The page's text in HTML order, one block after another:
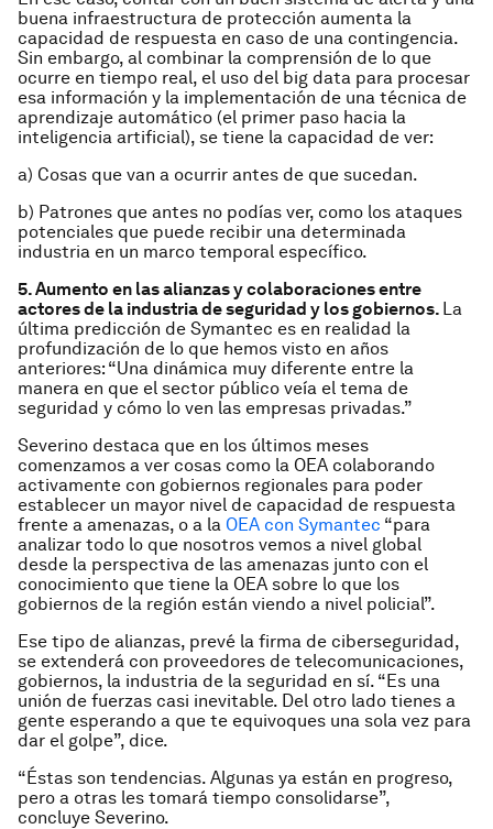
buena infraestructura de protección aumenta la
capacidad de respuesta en caso de una contingencia.
Sin embargo, al combinar la comprensión de lo que
ocurre en tiempo real, el uso del big data para procesar
esa información y la implementación de una técnica de
aprendizaje automático (el primer paso hacia la
inteligencia artificial), se tiene la capacidad de ver:
a) Cosas que van a ocurrir antes de que sucedan.
b) Patrones que antes no podías ver, como los ataques
potenciales que puede recibir una determinada
industria en un marco temporal específico.
5. Aumento en las alianzas y colaboraciones entre
actores de la industria de seguridad y los gobiernos. La
última predicción de Symantec es en realidad la
profundización de lo que hemos visto en años
anteriores: “Una dinámica muy diferente entre la
manera en que el sector público veía el tema de
seguridad y cómo lo ven las empresas privadas.”
Severino destaca que en los últimos meses
comenzamos a ver cosas como la OEA colaborando
activamente con gobiernos regionales para poder
establecer un mayor nivel de capacidad de respuesta
frente a amenazas, o a la OEA con Symantec “para
analizar todo lo que nosotros vemos a nivel global
desde la perspectiva de las amenazas junto con el
conocimiento que tiene la OEA sobre lo que los
gobiernos de la región están viendo a nivel policial”.
Ese tipo de alianzas, prevé la firma de ciberseguridad,
se extenderá con proveedores de telecomunicaciones,
gobiernos, la industria de la seguridad en sí. “Es una
unión de fuerzas casi inevitable. Del otro lado tienes a
gente esperando a que te equivoques una sola vez para
dar el golpe”, dice.
“Éstas son tendencias. Algunas ya están en progreso,
pero a otras les tomará tiempo consolidarse”,
concluye Severino.